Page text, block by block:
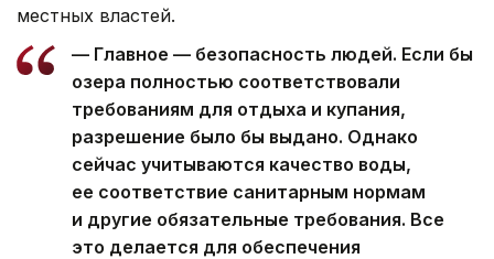
местных властей.
— Главное — безопасность людей. Если бы
озера полностью соответствовали
требованиям для отдыха и купания,
разрешение было бы выдано. Однако
сейчас учитываются качество воды,
ее соответствие санитарным нормам
и другие обязательные требования. Все
это делается для обеспечения